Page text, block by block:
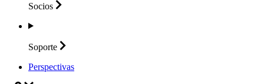
Socios
Soporte
Perspectivas